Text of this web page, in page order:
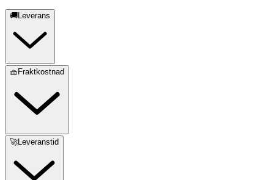
🚚Leverans
🧺Fraktkostnad
🚀Leveranstid